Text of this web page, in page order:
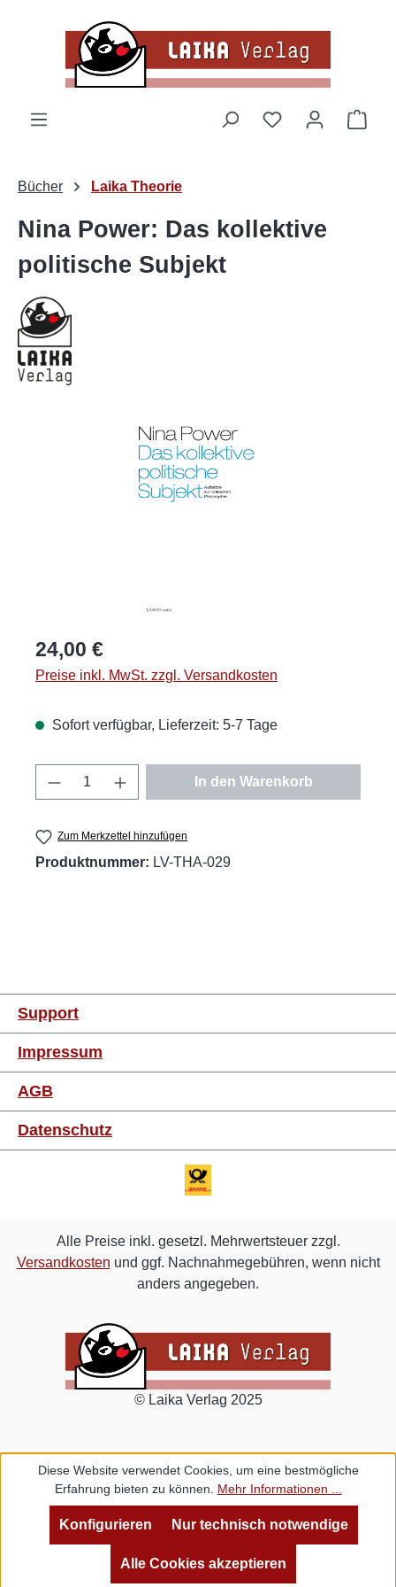
Zum Hauptinhalt springen
Du hast 0
Bücher Laika Theorie
Nina Power: Das kollektive
politische Subjekt
Regulärer Preis:
24,00 €
Preise inkl. MwSt. zzgl. Versandkosten
Sofort verfügbar, Lieferzeit: 5-7 Tage
Produkt Anzahl: Gib den gewünschten
In den Warenkorb
Zum Merkzettel hinzufügen
Produktnummer: LV-THA-029
Support
Impressum
AGB
Datenschutz
Alle Preise inkl. gesetzl. Mehrwertsteuer zzgl.
Versandkosten und ggf. Nachnahmegebühren, wenn nicht
anders angegeben.
© Laika Verlag 2025
Diese Website verwendet Cookies, um eine bestmögliche
Erfahrung bieten zu können. Mehr Informationen ...
Nur technisch notwendige
Konfigurieren
Alle Cookies akzeptieren